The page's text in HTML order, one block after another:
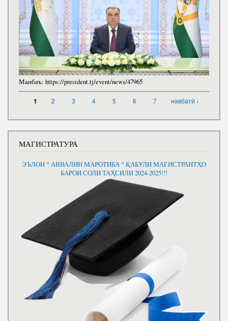
Манбаъ: https://president.tj/event/news/47965
1 2 3 4 5 6 7 навбатӣ ›
МАГИСТРАТУРА
ЭЪЛОН * АВВАЛИН МАРОТИБА * ҚАБУЛИ МАГИСТРАНТҲО
БАРОИ СОЛИ ТАҲСИЛИ 2024-2025!!!